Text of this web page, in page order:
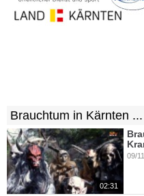
Brauchtum in Kärnten ...
02:31
09/